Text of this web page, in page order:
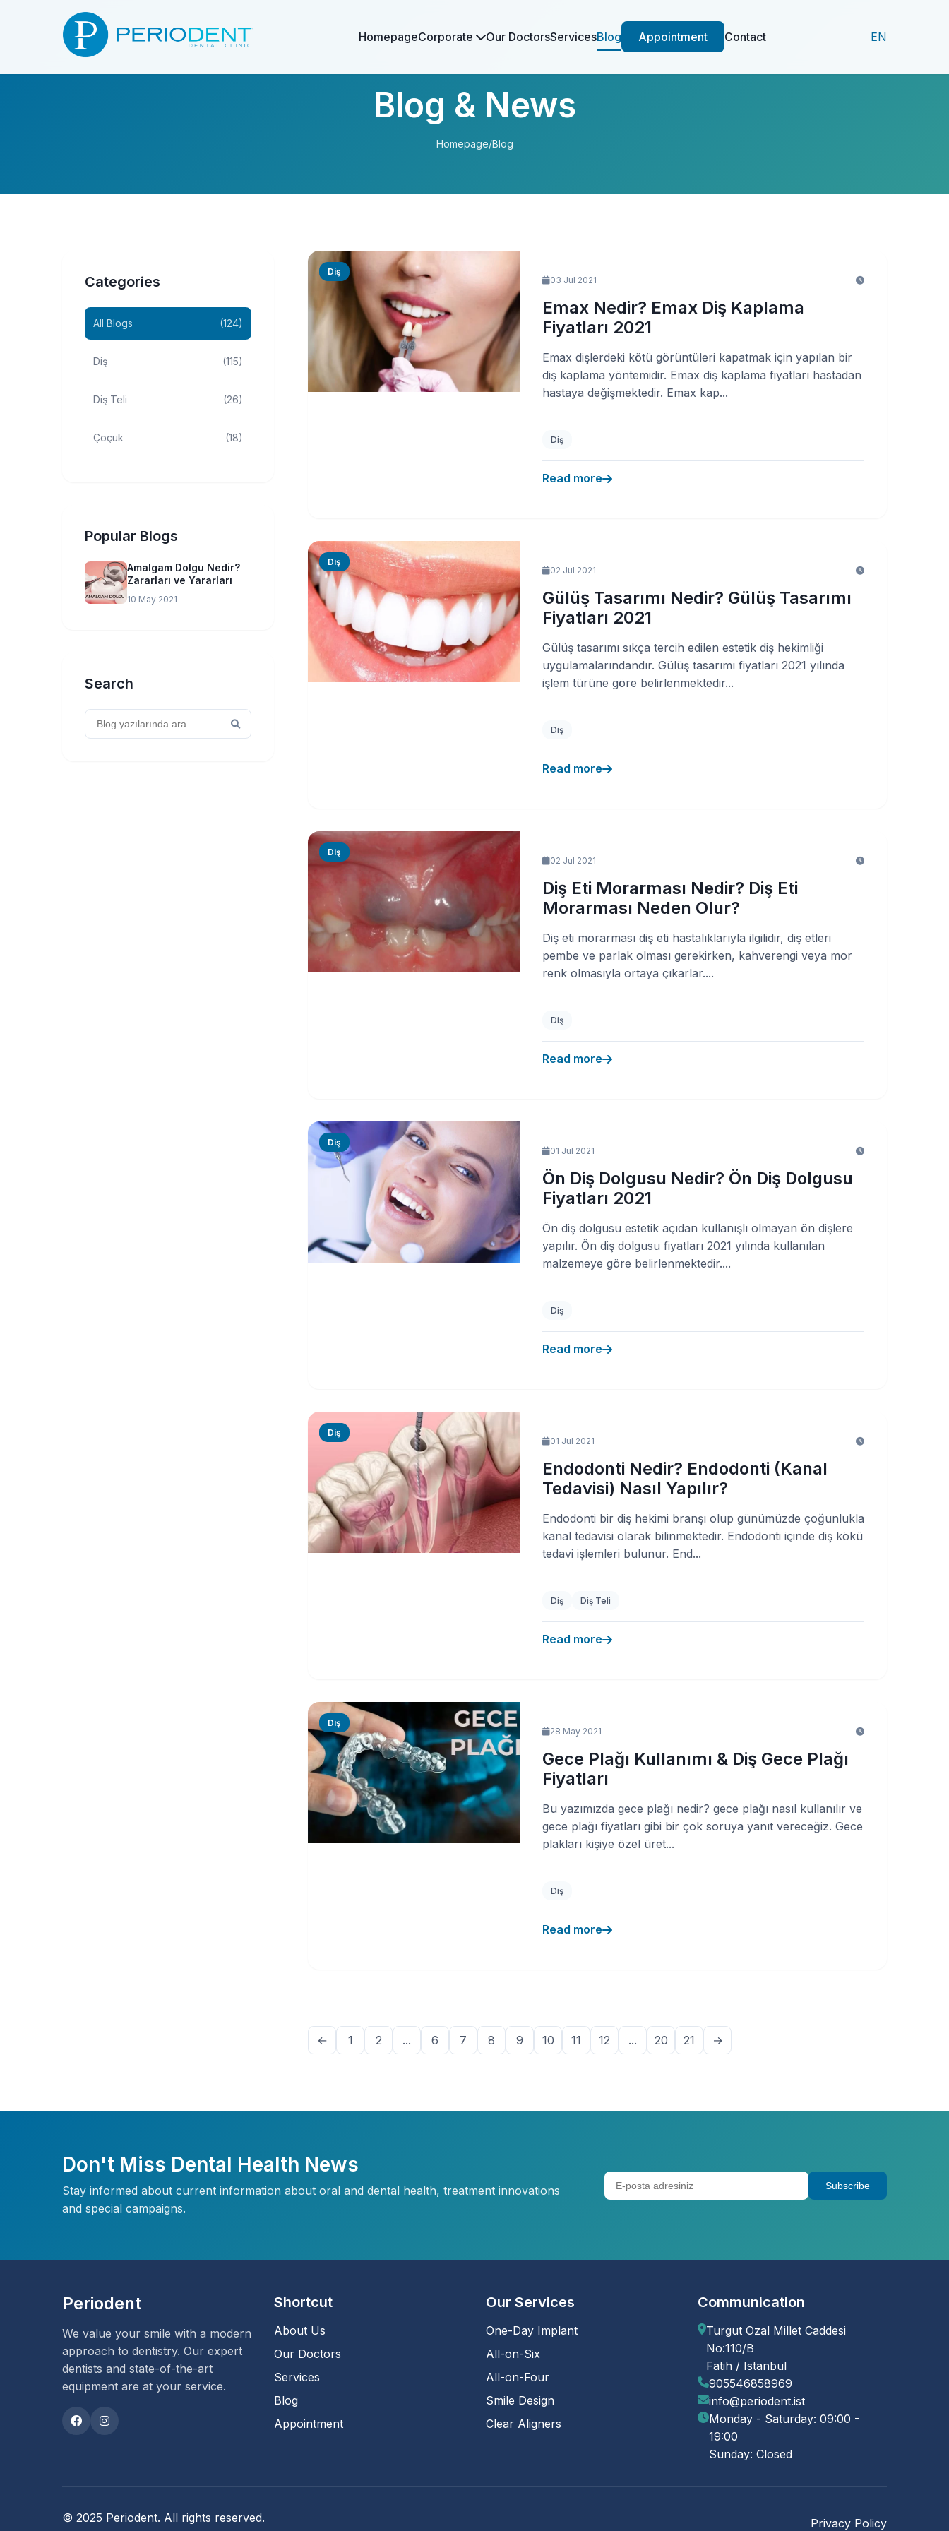
HomepageCorporate Our DoctorsServicesBlog Appointment Contact EN
Blog & News
Homepage/Blog
Categories
All Blogs (124)
Diş (115)
Diş Teli (26)
Çoçuk (18)
Popular Blogs
Amalgam Dolgu Nedir?
Zararları ve Yararları
10 May 2021
Search
Diş
03 Jul 2021
Emax Nedir? Emax Diş Kaplama
Fiyatları 2021
Emax dişlerdeki kötü görüntüleri kapatmak için yapılan bir
diş kaplama yöntemidir. Emax diş kaplama fiyatları hastadan
hastaya değişmektedir. Emax kap...
Diş
Read more
Diş
02 Jul 2021
Gülüş Tasarımı Nedir? Gülüş Tasarımı
Fiyatları 2021
Gülüş tasarımı sıkça tercih edilen estetik diş hekimliği
uygulamalarındandır. Gülüş tasarımı fiyatları 2021 yılında
işlem türüne göre belirlenmektedir...
Diş
Read more
Diş
02 Jul 2021
Diş Eti Morarması Nedir? Diş Eti
Morarması Neden Olur?
Diş eti morarması diş eti hastalıklarıyla ilgilidir, diş etleri
pembe ve parlak olması gerekirken, kahverengi veya mor
renk olmasıyla ortaya çıkarlar....
Diş
Read more
Diş
01 Jul 2021
Ön Diş Dolgusu Nedir? Ön Diş Dolgusu
Fiyatları 2021
Ön diş dolgusu estetik açıdan kullanışlı olmayan ön dişlere
yapılır. Ön diş dolgusu fiyatları 2021 yılında kullanılan
malzemeye göre belirlenmektedir....
Diş
Read more
Diş
01 Jul 2021
Endodonti Nedir? Endodonti (Kanal
Tedavisi) Nasıl Yapılır?
Endodonti bir diş hekimi branşı olup günümüzde çoğunlukla
kanal tedavisi olarak bilinmektedir. Endodonti içinde diş kökü
tedavi işlemleri bulunur. End...
Diş Diş Teli
Read more
Diş
28 May 2021
Gece Plağı Kullanımı & Diş Gece Plağı
Fiyatları
Bu yazımızda gece plağı nedir? gece plağı nasıl kullanılır ve
gece plağı fiyatları gibi bir çok soruya yanıt vereceğiz. Gece
plakları kişiye özel üret...
Diş
Read more
← 1 2 ... 6 7 8 9 10 11 12 ... 20 21 →
Don't Miss Dental Health News
Stay informed about current information about oral and dental health, treatment innovations
and special campaigns.
Subscribe
Periodent
We value your smile with a modern
approach to dentistry. Our expert
dentists and state-of-the-art
equipment are at your service.
Shortcut
About Us
Our Doctors
Services
Blog
Appointment
Our Services
One-Day Implant
All-on-Six
All-on-Four
Smile Design
Clear Aligners
Communication
Turgut Ozal Millet Caddesi
No:110/B
Fatih / Istanbul
905546858969
info@periodent.ist
Monday - Saturday: 09:00 -
19:00
Sunday: Closed
© 2025 Periodent. All rights reserved. Privacy Policy